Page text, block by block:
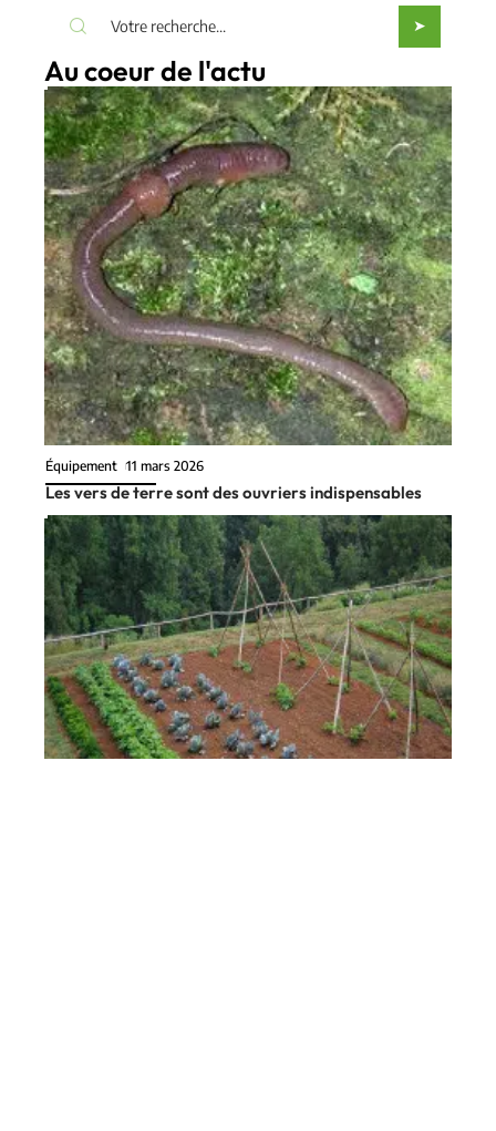
Au coeur de l'actu
Équipement 11 mars 2026
Les vers de terre sont des ouvriers indispensables